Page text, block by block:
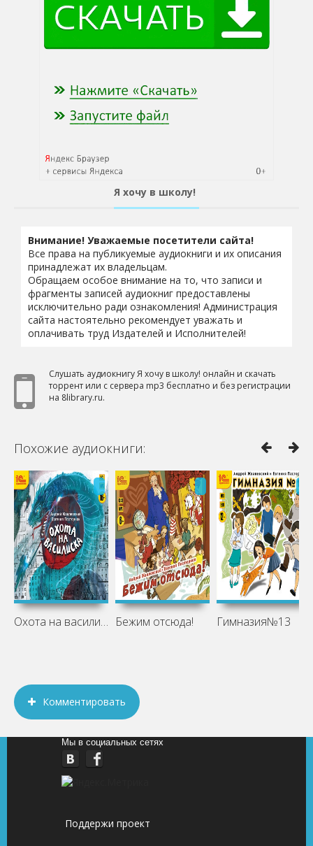
Я хочу в школу!
Внимание! Уважаемые посетители сайта!
Все права на публикуемые аудиокниги и их описания
принадлежат их владельцам.
Обращаем особое внимание на то, что записи и
фрагменты записей аудиокниг предоставлены
исключительно ради ознакомления! Администрация
сайта настоятельно рекомендует уважать и
оплачивать труд Издателей и Исполнителей!
Слушать аудиокнигу Я хочу в школу! онлайн и скачать
торрент или с сервера mp3 бесплатно и без регистрации
на 8library.ru.
Похожие аудиокниги:
Охота на василиска Бежим отсюда! Гимназия№13
Комментировать
Мы в социальных сетях
Поддержи проект